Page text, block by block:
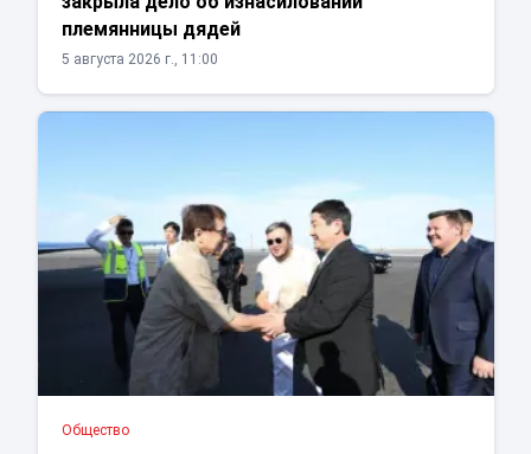
племянницы дядей
5 августа 2026 г., 11:00
Общество